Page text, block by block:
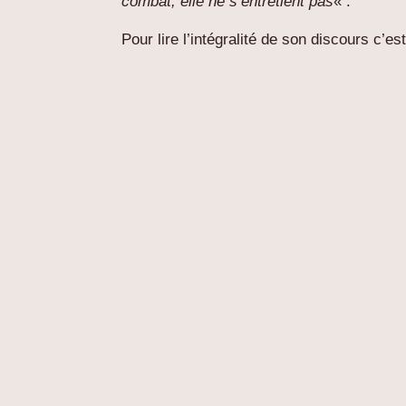
Pour lire l’intégralité de son discours c’est